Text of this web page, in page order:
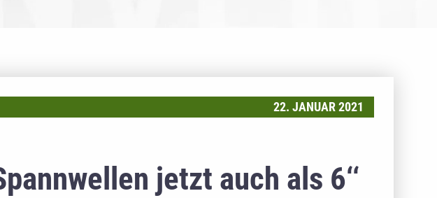
22. JANUAR 2021
jetzt auch als 6‘‘